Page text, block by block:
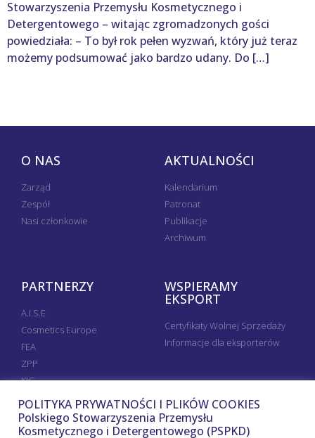
Stowarzyszenia Przemysłu Kosmetycznego i
Detergentowego – witając zgromadzonych gości
powiedziała: – To był rok pełen wyzwań, który już teraz
możemy podsumować jako bardzo udany. Do […]
O NAS
Zarząd
Zespół
Nasi członkowie
AKTUALNOŚCI
Kalendarium
Patronat
Publikacje
Archiwum
PARTNERZY
A.I.S.E
Cosmetics Europe
FEA
ZPP
KIG
WSPIERAMY
EKSPORT
Certyfikaty Wolnej Sprzedaży
Informacje dla eksporterów
POLITYKA PRYWATNOŚCI I PLIKÓW COOKIES
Polskiego Stowarzyszenia Przemysłu
Kosmetycznego i Detergentowego (PSPKD)